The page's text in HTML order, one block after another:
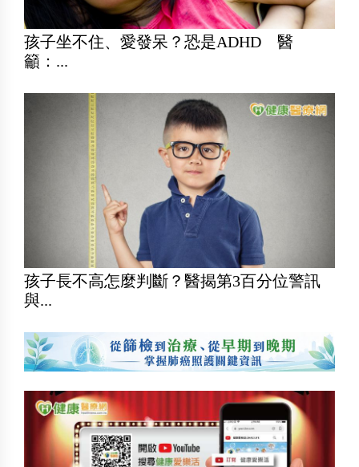
孩子坐不住、愛發呆？恐是ADHD 醫
籲：...
孩子長不高怎麼判斷？醫揭第3百分位警訊
與...